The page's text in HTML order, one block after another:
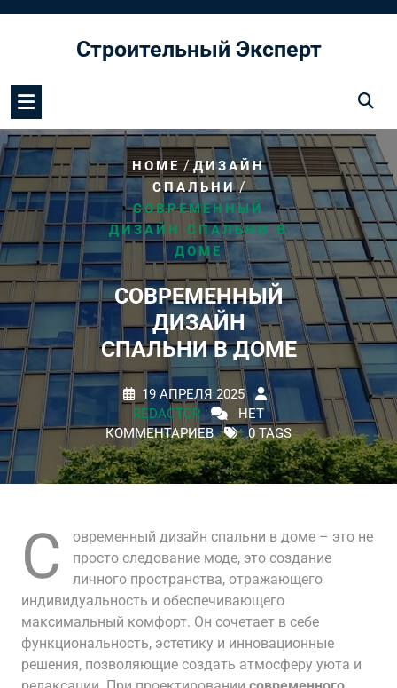
содержимомуСтроительный Эксперт
HOME /ДИЗАЙН
СПАЛЬНИ/
СОВРЕМЕННЫЙ
ДИЗАЙН СПАЛЬНИ В
ДОМЕ
СОВРЕМЕННЫЙ
ДИЗАЙН
СПАЛЬНИ В ДОМЕ
19 АПРЕЛЯ 2025
REDACTOR
НЕТ
КОММЕНТАРИЕВ
0 TAGS
С
овременный дизайн спальни в доме – это не
просто следование моде, это создание
личного пространства, отражающего
индивидуальность и обеспечивающего
максимальный комфорт. Он сочетает в себе
функциональность, эстетику и инновационные
решения, позволяющие создать атмосферу уюта и